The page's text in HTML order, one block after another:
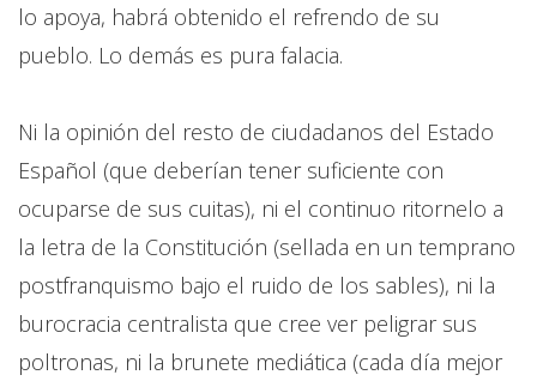
lo apoya, habrá obtenido el refrendo de su
pueblo. Lo demás es pura falacia.
Ni la opinión del resto de ciudadanos del Estado
Español (que deberían tener suficiente con
ocuparse de sus cuitas), ni el continuo ritornelo a
la letra de la Constitución (sellada en un temprano
postfranquismo bajo el ruido de los sables), ni la
burocracia centralista que cree ver peligrar sus
poltronas, ni la brunete mediática (cada día mejor